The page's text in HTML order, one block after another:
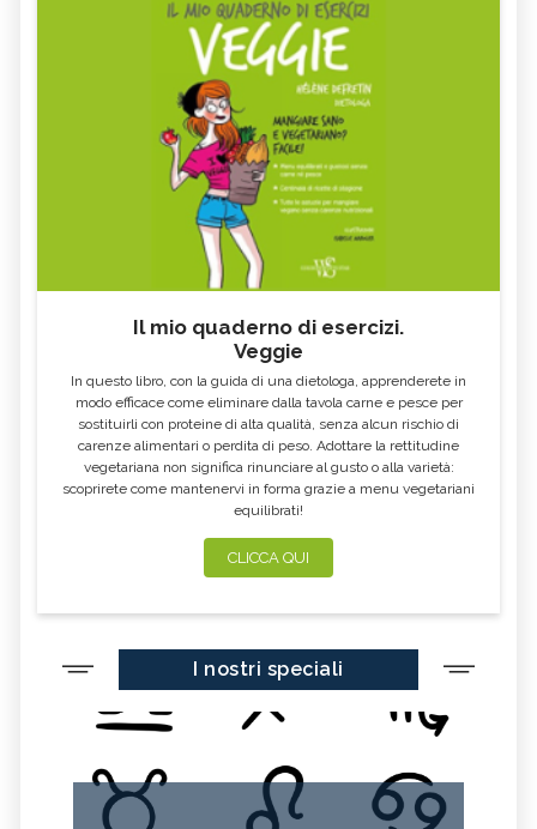
Il mio quaderno di esercizi.
Veggie
In questo libro, con la guida di una dietologa, apprenderete in
modo efficace come eliminare dalla tavola carne e pesce per
sostituirli con proteine di alta qualità, senza alcun rischio di
carenze alimentari o perdita di peso. Adottare la rettitudine
vegetariana non significa rinunciare al gusto o alla varietà:
scoprirete come mantenervi in forma grazie a menu vegetariani
equilibrati!
CLICCA QUI
I nostri speciali